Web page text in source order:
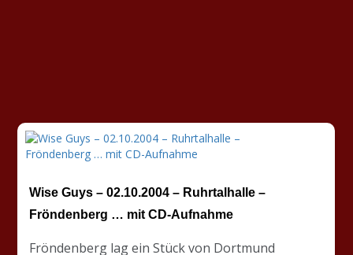
Wise Guys – 02.10.2004 – Ruhrtalhalle –
Fröndenberg … mit CD-Aufnahme
Fröndenberg lag ein Stück von Dortmund